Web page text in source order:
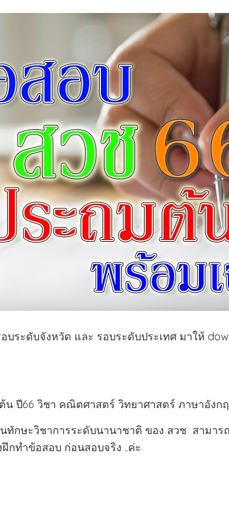
ระดับจังหวัด และ รอบระดับประเทศ มาให้
ปี66 วิชา คณิตศาสตร์ วิทยาศาสตร์ ภาษาอังก
ทักษะวิชาการระดับนานาชาติ ของ สวช สามา
กทำข้อสอบ ก่อนสอบจริง ..ค่ะ